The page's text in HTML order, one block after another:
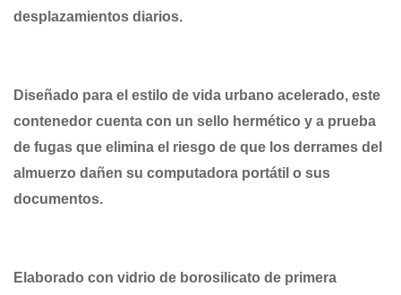
desplazamientos diarios.
Diseñado para el estilo de vida urbano acelerado, este
contenedor cuenta con un sello hermético y a prueba
de fugas que elimina el riesgo de que los derrames del
almuerzo dañen su computadora portátil o sus
documentos.
Elaborado con vidrio de borosilicato de primera